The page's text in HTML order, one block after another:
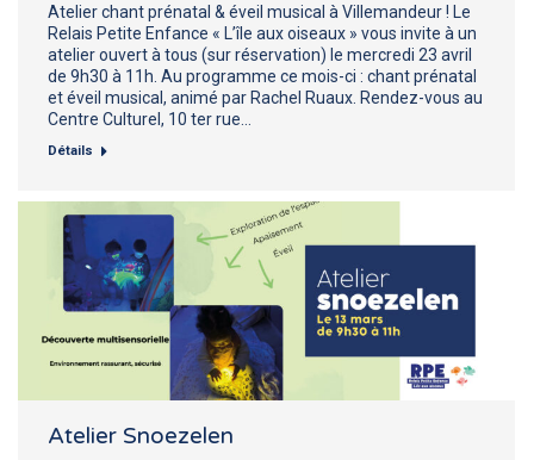
Atelier chant prénatal & éveil musical à Villemandeur ! Le
Relais Petite Enfance « L’île aux oiseaux » vous invite à un
atelier ouvert à tous (sur réservation) le mercredi 23 avril
de 9h30 à 11h. Au programme ce mois-ci : chant prénatal
et éveil musical, animé par Rachel Ruaux. Rendez-vous au
Centre Culturel, 10 ter rue…
Détails
Atelier Snoezelen